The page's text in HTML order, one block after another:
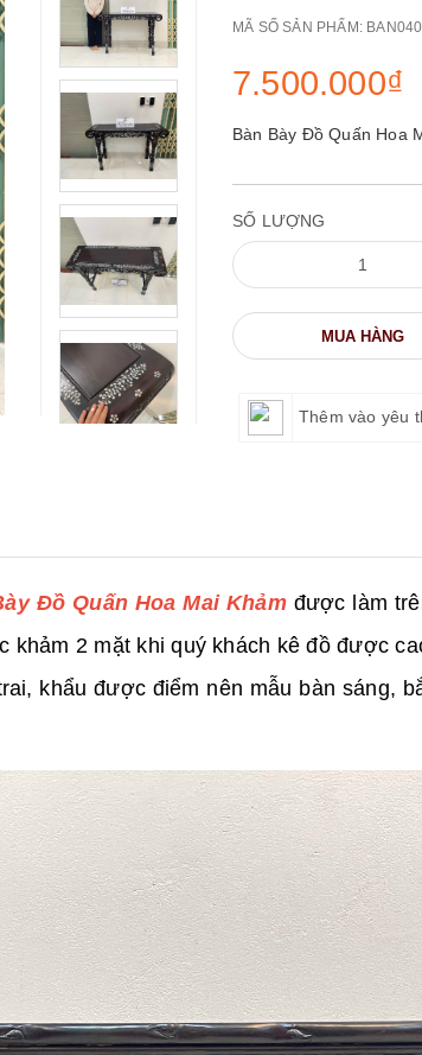
MÃ SỐ SẢN PHẨM: BAN040
7.500.000₫
Bàn Bày Đồ Quấn Hoa
SỐ LƯỢNG
MUA HÀNG
Thêm vào yêu
Đồ Quấn Hoa Mai Khảmđược làm
khảm 2 mặt khi quý khách kê đồ được
khẩu được điểm nên mẫu bàn sáng,